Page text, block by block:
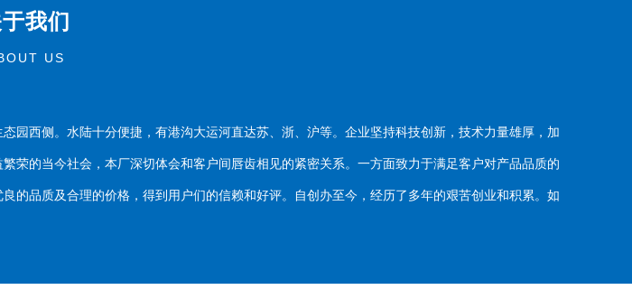
我们
US
西侧。水陆十分便捷，有港沟大运河直达苏、浙、沪等。企业坚持科技创新，技术力量雄厚，加
当今社会，本厂深切体会和客户间唇齿相见的紧密关系。一方面致力于满足客户对产品品质的
质及合理的价格，得到用户们的信赖和好评。自创办至今，经历了多年的艰苦创业和积累。如